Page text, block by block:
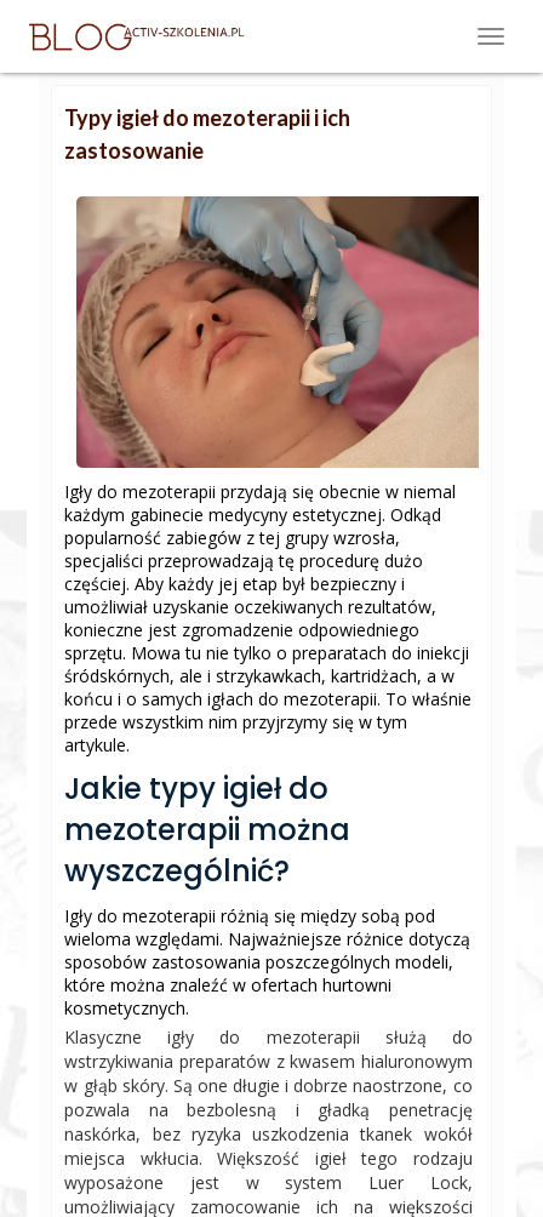
Typy igieł do mezoterapii i ich
zastosowanie
Igły do mezoterapii przydają się obecnie w niemal
każdym gabinecie medycyny estetycznej. Odkąd
popularność zabiegów z tej grupy wzrosła,
specjaliści przeprowadzają tę procedurę dużo
częściej. Aby każdy jej etap był bezpieczny i
umożliwiał uzyskanie oczekiwanych rezultatów,
konieczne jest zgromadzenie odpowiedniego
sprzętu. Mowa tu nie tylko o preparatach do iniekcji
śródskórnych, ale i strzykawkach, kartridżach, a w
końcu i o samych igłach do mezoterapii. To właśnie
przede wszystkim nim przyjrzymy się w tym
artykule.
Jakie typy igieł do
mezoterapii można
wyszczególnić?
Igły do mezoterapii różnią się między sobą pod
wieloma względami. Najważniejsze różnice dotyczą
sposobów zastosowania poszczególnych modeli,
które można znaleźć w ofertach hurtowni
kosmetycznych.
Klasyczne igły do mezoterapii służą do
wstrzykiwania preparatów z kwasem hialuronowym
w głąb skóry. Są one długie i dobrze naostrzone, co
pozwala na bezbolesną i gładką penetrację
naskórka, bez ryzyka uszkodzenia tkanek wokół
miejsca wkłucia. Większość igieł tego rodzaju
wyposażone jest w system Luer Lock,
umożliwiający zamocowanie ich na większości